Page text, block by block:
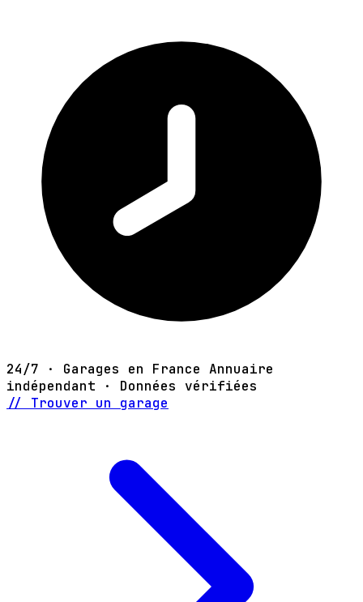
24/7 · Garages en France Annuaire
indépendant · Données vérifiées
// Trouver un garage